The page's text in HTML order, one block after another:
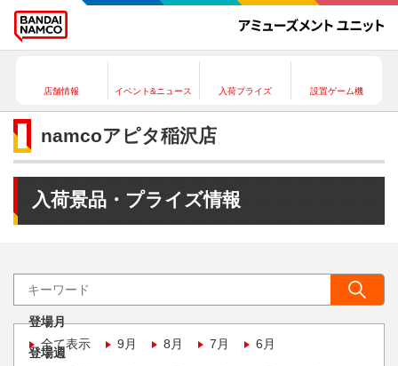
店舗情報 イベント&ニュース 入荷プライズ 設置ゲーム機
namcoアピタ稲沢店
入荷景品・プライズ情報
登場月
全て表示
9月 8月 7月 6月
登場週